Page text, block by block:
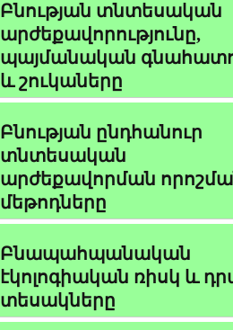
Բնության տնտեսական
արժեքավորությունը,
պայմանական
և շուկաները
Բնության ընդհանուր
տնտեսական
արժեքավորման
մեթոդները
Բնապահպանական
էկոլոգիական ռիսկ և
տեսակները